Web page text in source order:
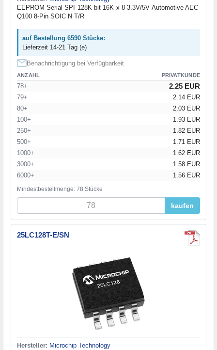
EEPROM Serial-SPI 128K-bit 16K x 8 3.3V/5V Automotive AEC-
Q100 8-Pin SOIC N T/R
auf Bestellung 6590 Stücke:
Lieferzeit 14-21 Tag (e)
Benachrichtigung bei Verfügbarkeit
ANZAHL PRIVATKUNDE
78+ 2.25 EUR
79+
2.14 EUR
80+
2.03 EUR
100+
1.93 EUR
250+
1.82 EUR
500+
1.71 EUR
1000+
1.62 EUR
3000+
1.58 EUR
6000+
1.56 EUR
Mindestbestellmenge: 78 Stücke
kaufen
25LC128T-E/SN
Hersteller: Microchip Technology